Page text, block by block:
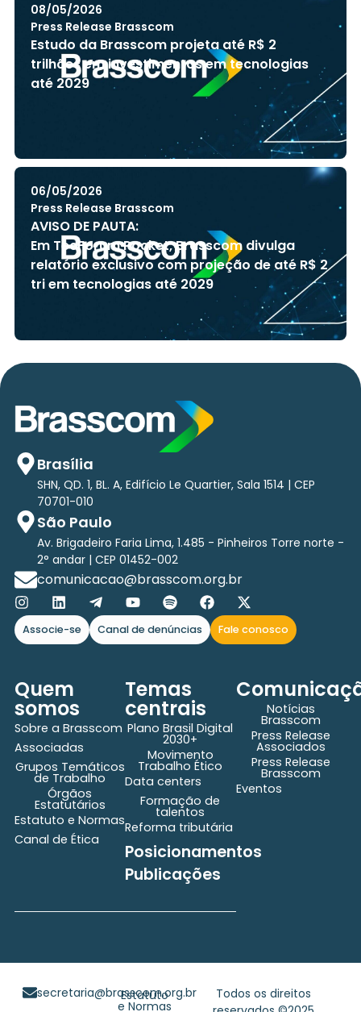
08/05/2026
Press Release Brasscom
Estudo da Brasscom projeta até R$ 2
trilhões em investimentos em tecnologias
até 2029
06/05/2026
Press Release Brasscom
AVISO DE PAUTA:
Em TecForum Pocket, Brasscom divulga
relatório exclusivo com projeção de até R$ 2
tri em tecnologias até 2029
Brasília
SHN, QD. 1, BL. A, Edifício Le Quartier, Sala 1514 | CEP
70701-010
São Paulo
Av. Brigadeiro Faria Lima, 1.485 - Pinheiros Torre norte -
2° andar | CEP 01452-002
comunicacao@brasscom.org.br
Associe-se Canal de denúncias Fale conosco
Quem
somos
Sobre a Brasscom
Associadas
Grupos Temáticos
de Trabalho
Órgãos
Estatutários
Estatuto e Normas
Canal de Ética
Temas
centrais
Plano Brasil Digital
2030+
Movimento
Trabalho Ético
Data centers
Formação de
talentos
Reforma tributária
Posicionamentos
Publicações
Notícias
Brasscom
Press Release
Associados
Press Release
Brasscom
Eventos
Todos os direitos
secretaria@brasscom.org.br
Estatuto
e Normas